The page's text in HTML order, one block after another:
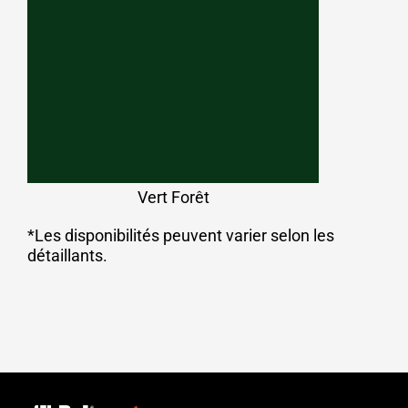
Vert Forêt
*Les disponibilités peuvent varier selon les
détaillants.